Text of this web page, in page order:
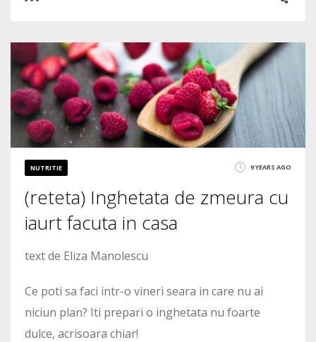
4468
NUTRITIE 9 YEARS AGO
(reteta) Inghetata de zmeura cu
iaurt facuta in casa
text de Eliza Manolescu
Ce poti sa faci intr-o vineri seara in care nu ai
niciun plan? Iti prepari o inghetata nu foarte
dulce, acrisoara chiar!